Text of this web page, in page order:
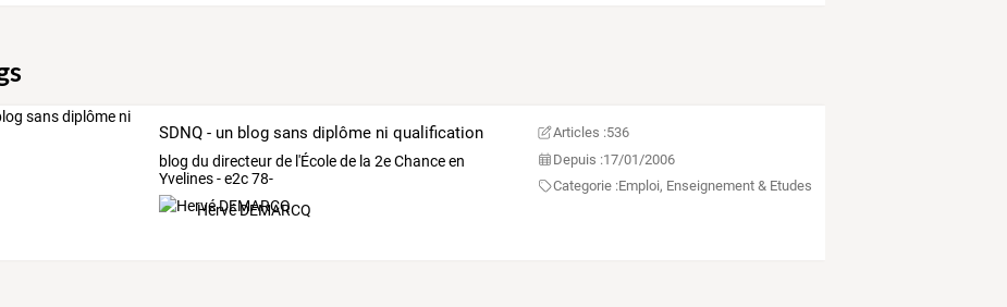
SDNQ - un blog sans diplôme ni qualification
blog du directeur de l'École de la 2e Chance en
Yvelines - e2c 78-
Hervé DEMARCQ
Articles :536
Depuis :17/01/2006
Categorie :Emploi, Enseignement & Etudes